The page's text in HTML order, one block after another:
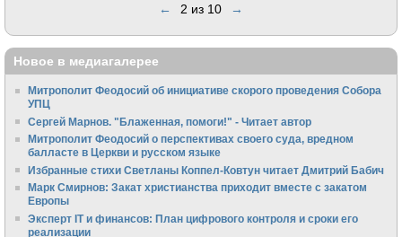
← 2 из 10 →
Новое в медиагалерее
Митрополит Феодосий об инициативе скорого проведения Собора
УПЦ
Сергей Марнов. "Блаженная, помоги!" - Читает автор
Митрополит Феодосий о перспективах своего суда, вредном
балласте в Церкви и русском языке
Избранные стихи Светланы Коппел-Ковтун читает Дмитрий Бабич
Марк Смирнов: Закат христианства приходит вместе с закатом
Европы
Эксперт IT и финансов: План цифрового контроля и сроки его
реализации